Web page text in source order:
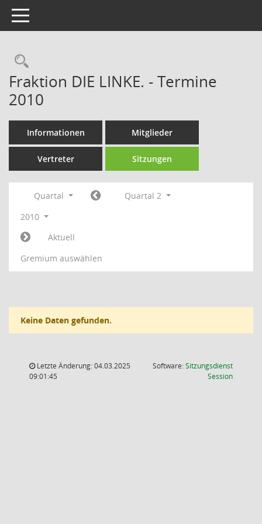
Toggle navigation
Rechercheauswahl
Fraktion DIE LINKE. - Termine
2010
Informationen Mitglieder
Vertreter Sitzungen
Quartal
Quartal 2
2010
Aktuell
Gremium auswählen
Keine Daten gefunden.
Letzte Änderung: 04.03.2025
09:01:45
Software:Sitzungsdienst
Session(Wird in